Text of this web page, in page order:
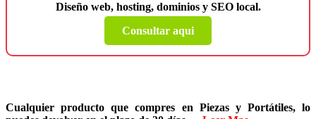
Diseño web, hosting, dominios y SEO local.
Consultar aqui
Cualquier producto que compres en Piezas y Portátiles, lo